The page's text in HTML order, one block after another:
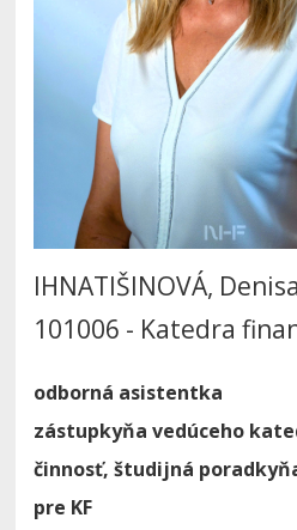
IHNATIŠINOVÁ,
101006 - Katedra
odborná asistentka
zástupkyňa vedúceho
činnosť, študijná
pre KF